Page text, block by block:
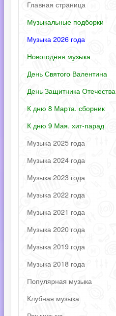
Главная страница
Музыкальные подборки
Музыка 2026 года
Новогодняя музыка
День Святого Валентина
День Защитника Отечества
К дню 8 Марта. сборник
К дню 9 Мая. хит-парад
Музыка 2025 года
Музыка 2024 года
Музыка 2023 года
Музыка 2022 года
Музыка 2021 года
Музыка 2020 года
Музыка 2019 года
Музыка 2018 года
Популярная музыка
Клубная музыка